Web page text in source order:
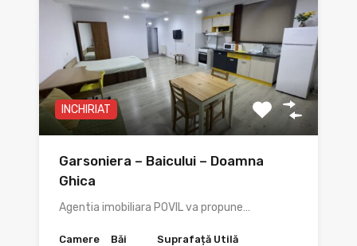
INCHIRIAT
Garsoniera – Baicului – Doamna
Ghica
Agentia imobiliara POVIL va propune…
Camere Băi Suprafață Utilă